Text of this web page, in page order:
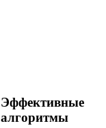
Эффективные
алгоритмы